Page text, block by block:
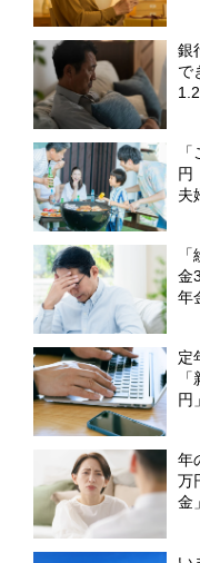
銀
で
円
夫
金
年
定
円
年
万
金